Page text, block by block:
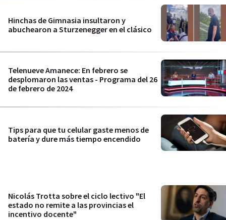
Hinchas de Gimnasia insultaron y
abuchearon a Sturzenegger en el clásico
Telenueve Amanece: En febrero se
desplomaron las ventas - Programa del 26
de febrero de 2024
Tips para que tu celular gaste menos de
batería y dure más tiempo encendido
Nicolás Trotta sobre el ciclo lectivo "El
estado no remite a las provincias el
incentivo docente"